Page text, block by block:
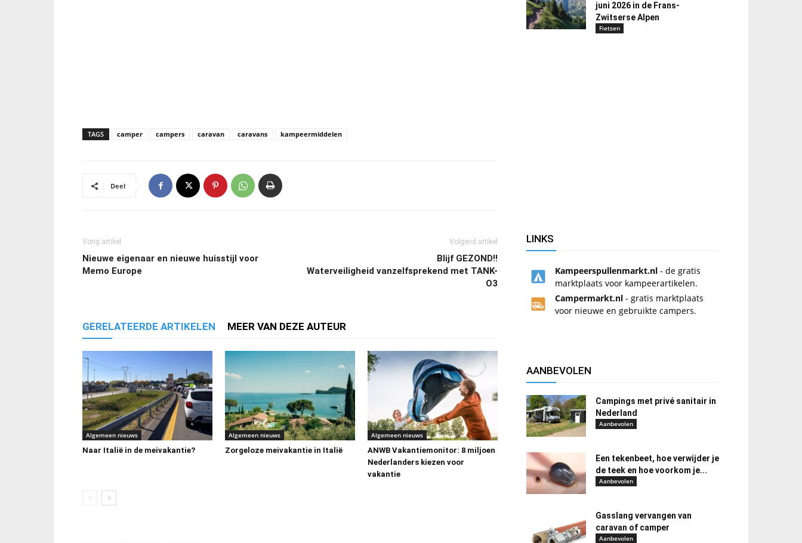
TAGS camper campers caravan caravans kampeermiddelen
Deel
Vorig artikel
Nieuwe eigenaar en nieuwe huisstijl voor
Memo Europe
Volgend artikel
Blijf GEZOND!!
Waterveiligheid vanzelfsprekend met TANK-
O3
GERELATEERDE ARTIKELEN MEER VAN DEZE AUTEUR
Algemeen nieuws
Naar Italië in de meivakantie?
Algemeen nieuws
Zorgeloze meivakantie in Italië
Algemeen nieuws
ANWB Vakantiemonitor: 8 miljoen
Nederlanders kiezen voor
vakantie
juni 2026 in de Frans-
Zwitserse Alpen
Fietsen
LINKS
Kampeerspullenmarkt.nl - de gratis
marktplaats voor kampeerartikelen.
Campermarkt.nl - gratis marktplaats
voor nieuwe en gebruikte campers.
AANBEVOLEN
Campings met privé sanitair in
Nederland
Aanbevolen
Een tekenbeet, hoe verwijder je
de teek en hoe voorkom je...
Aanbevolen
Gasslang vervangen van
caravan of camper
Aanbevolen